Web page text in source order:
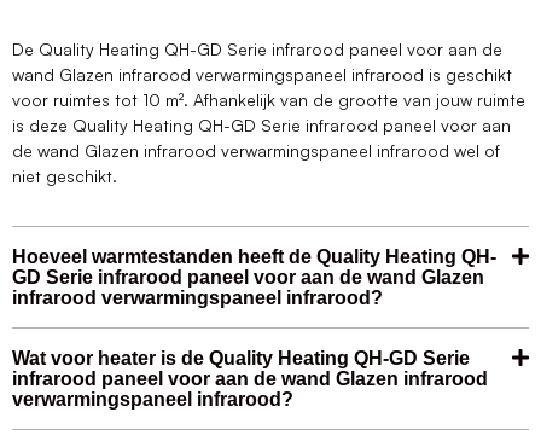
De Quality Heating QH-GD Serie infrarood paneel voor aan de
wand Glazen infrarood verwarmingspaneel infrarood is geschikt
voor ruimtes tot 10 m². Afhankelijk van de grootte van jouw ruimte
is deze Quality Heating QH-GD Serie infrarood paneel voor aan
de wand Glazen infrarood verwarmingspaneel infrarood wel of
niet geschikt.
Hoeveel warmtestanden heeft de Quality Heating QH-
GD Serie infrarood paneel voor aan de wand Glazen
infrarood verwarmingspaneel infrarood?
Wat voor heater is de Quality Heating QH-GD Serie
infrarood paneel voor aan de wand Glazen infrarood
verwarmingspaneel infrarood?